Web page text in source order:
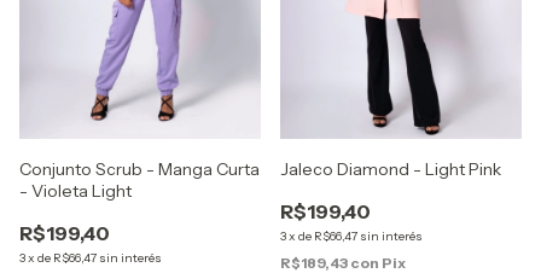
Conjunto Scrub - Manga Curta
- Violeta Light
R$199,40
3x de R$66,47 sin interés
Jaleco Diamond - Light Pink
R$199,40
3x de R$66,47 sin interés
R$189,43 con Pix